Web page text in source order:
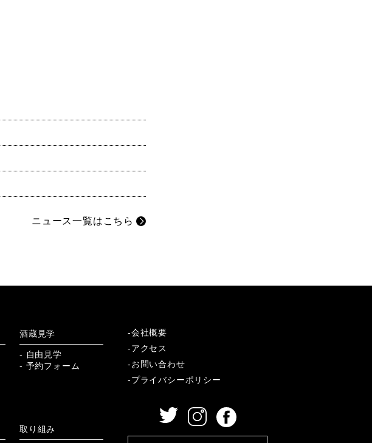
ニュース一覧はこちら
酒蔵見学
- 自由見学
- 予約フォーム
取り組み
-会社概要
-アクセス
-お問い合わせ
-プライバシーポリシー